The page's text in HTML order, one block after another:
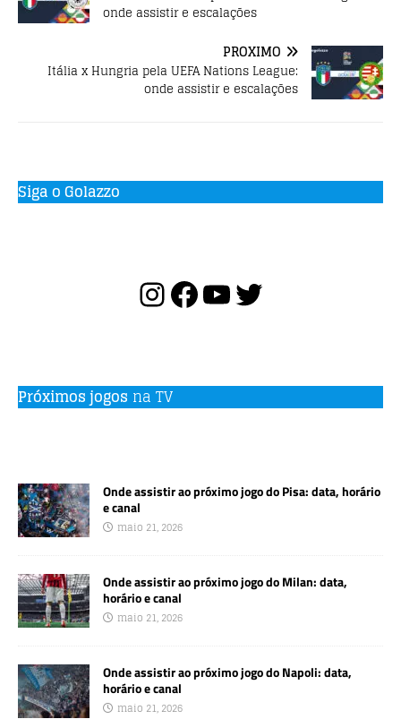
onde assistir e escalações
PRÓXIMO
Itália x Hungria pela UEFA Nations League:
onde assistir e escalações
Siga o Golazzo
Próximos jogos na TV
Onde assistir ao próximo jogo do Pisa: data, horário
e canal
maio 21, 2026
Onde assistir ao próximo jogo do Milan: data,
horário e canal
maio 21, 2026
Onde assistir ao próximo jogo do Napoli: data,
horário e canal
maio 21, 2026